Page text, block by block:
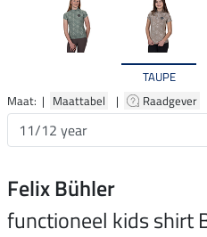
TAUPE
Maat: | Maattabel | Raadgever
Felix Bühler
functioneel kids shirt